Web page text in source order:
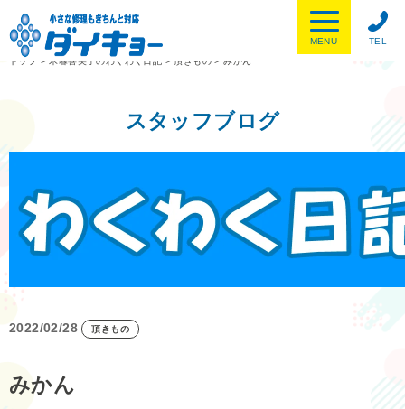
TEL
MENU
トップ
> 木暮喜美子のわくわく日記 > 頂きもの >みかん
スタッフブログ
2022/02/28 頂きもの
みかん